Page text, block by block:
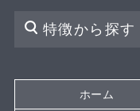
特徴から探す
ホーム